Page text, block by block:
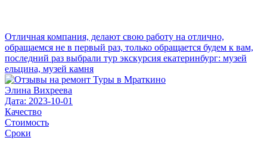
Отличная компания, делают свою работу на отлично,
обращаемся не в первый раз, только обращается будем к вам,
последний раз выбрали тур экскурсия екатеринбург: музей
ельцина, музей камня
Элина Вихреева
Дата: 2023-10-01
Качество
Стоимость
Сроки